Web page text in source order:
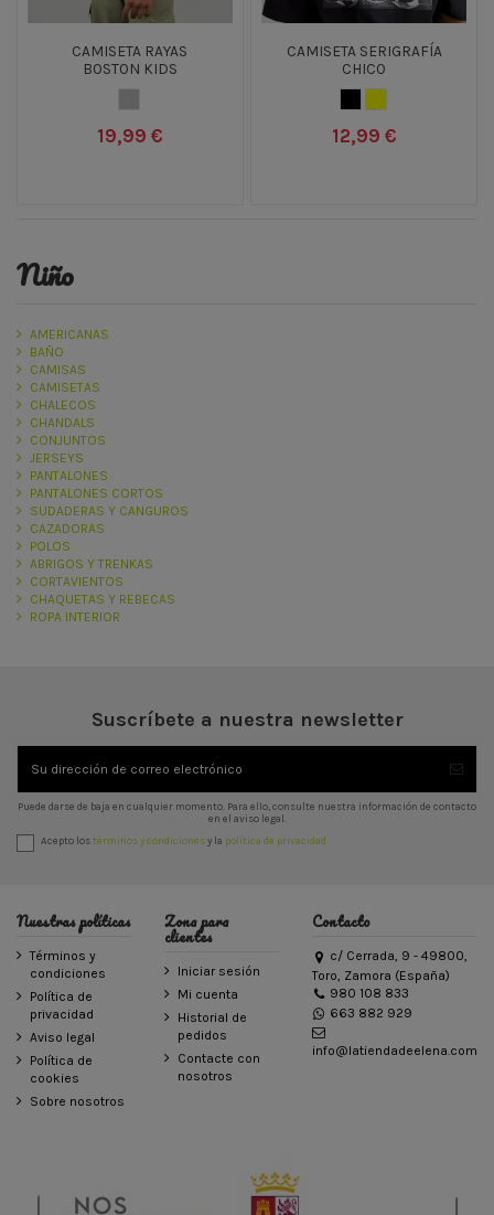
CAMISETA RAYAS
BOSTON KIDS
19,99 €
CAMISETA SERIGRAFÍA
CHICO
12,99 €
niño
AMERICANAS
BAÑO
CAMISAS
CAMISETAS
CHALECOS
CHANDALS
CONJUNTOS
JERSEYS
PANTALONES
PANTALONES CORTOS
SUDADERAS Y CANGUROS
CAZADORAS
POLOS
ABRIGOS Y TRENKAS
CORTAVIENTOS
CHAQUETAS Y REBECAS
ROPA INTERIOR
Suscríbete a nuestra newsletter
Puede darse de baja en cualquier momento. Para ello, consulte nuestra información de contacto
en el aviso legal.
Acepto lostérminos y condicionesy la política de privacidad
Nuestras políticas
Términos y
condiciones
Política de
privacidad
Aviso legal
Política de
cookies
Sobre nosotros
Zona para
clientes
Iniciar sesión
Mi cuenta
Historial de
pedidos
Contacte con
nosotros
Contacto
c/ Cerrada, 9 - 49800,
Toro, Zamora (España)
980 108 833
663 882 929
info@latiendadeelena.com